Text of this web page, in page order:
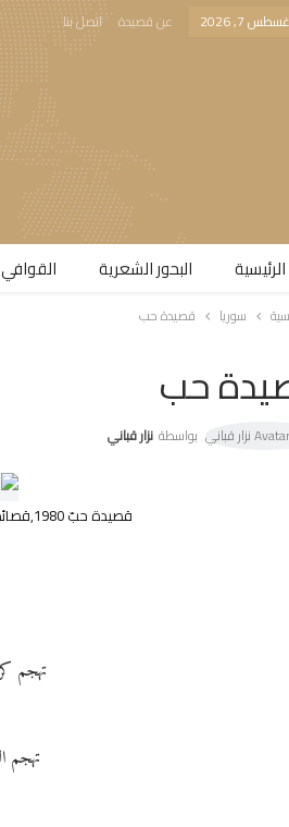
7, 2026 عن قصيدة اتصل بنا
الرئيسية البحور الشعرية​
سوريا قصيدة حب
حب
بواسطة نزار قباني
قصيدة حبّ 1980,قصائد رومنسيه,شعر رومنسي,شعر عن الرومنسيه
تهجم
تهجم